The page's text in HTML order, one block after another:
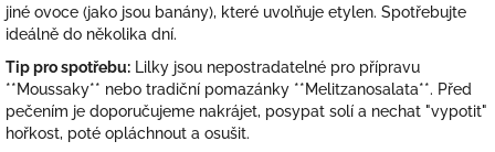
jiné ovoce (jako jsou banány), které uvolňuje etylen. Spotřebujte
ideálně do několika dní.
Tip pro spotřebu: Lilky jsou nepostradatelné pro přípravu
**Moussaky** nebo tradiční pomazánky **Melitzanosalata**. Před
pečením je doporučujeme nakrájet, posypat solí a nechat "vypotit"
hořkost, poté opláchnout a osušit.